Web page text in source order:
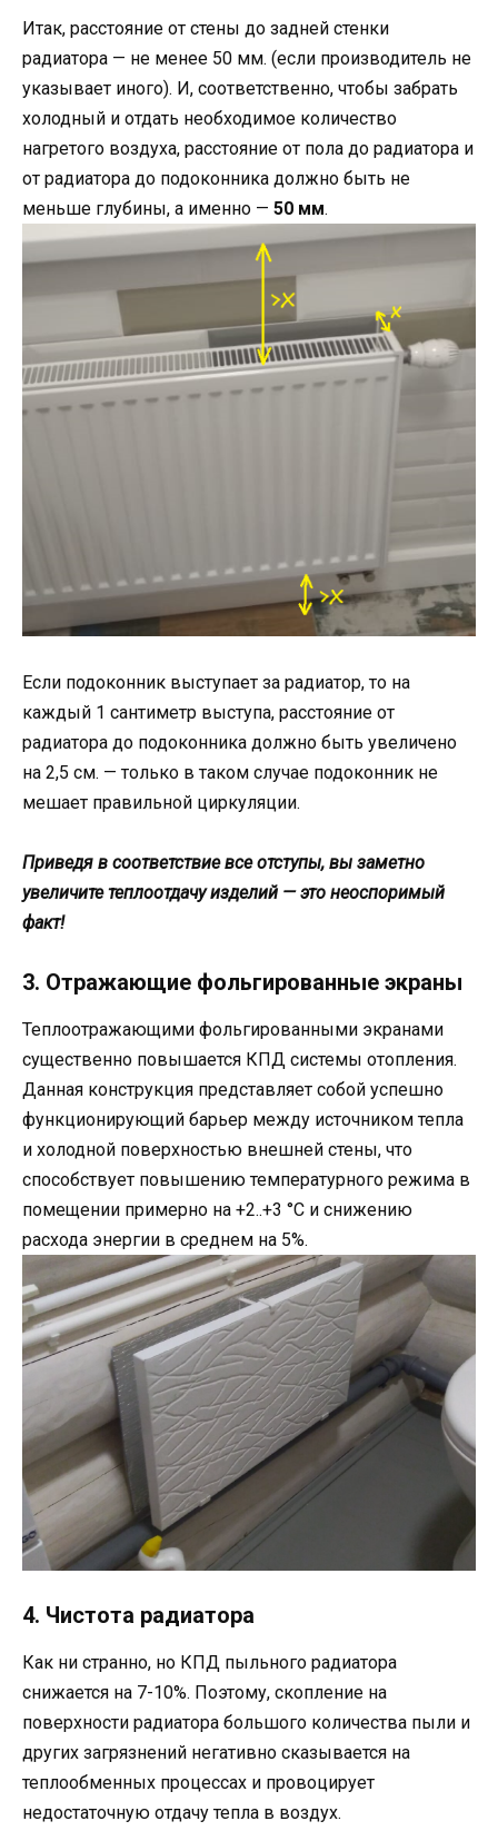
Итак, расстояние от стены до задней стенки
радиатора — не менее 50 мм. (если производитель не
указывает иного). И, соответственно, чтобы забрать
холодный и отдать необходимое количество
нагретого воздуха, расстояние от пола до радиатора и
от радиатора до подоконника должно быть не
меньше глубины, а именно — 50 мм.
Если подоконник выступает за радиатор, то на
каждый 1 сантиметр выступа, расстояние от
радиатора до подоконника должно быть увеличено
на 2,5 см. — только в таком случае подоконник не
мешает правильной циркуляции.
Приведя в соответствие все отступы, вы заметно
увеличите теплоотдачу изделий — это неоспоримый
факт!
3. Отражающие фольгированные экраны
Теплоотражающими фольгированными экранами
существенно повышается КПД системы отопления.
Данная конструкция представляет собой успешно
функционирующий барьер между источником тепла
и холодной поверхностью внешней стены, что
способствует повышению температурного режима в
помещении примерно на +2..+3 °С и снижению
расхода энергии в среднем на 5%.
4. Чистота радиатора
Как ни странно, но КПД пыльного радиатора
снижается на 7-10%. Поэтому, скопление на
поверхности радиатора большого количества пыли и
других загрязнений негативно сказывается на
теплообменных процессах и провоцирует
недостаточную отдачу тепла в воздух.